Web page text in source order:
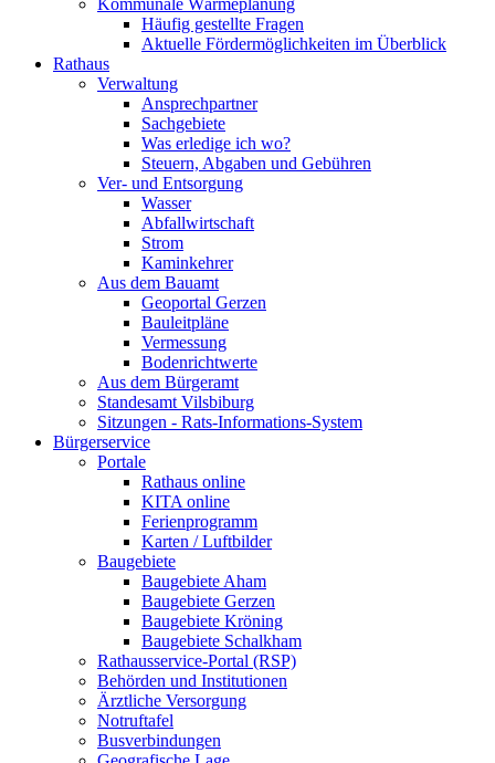
Kommunale Wärmeplanung
Häufig gestellte Fragen
Aktuelle Fördermöglichkeiten im Überblick
Rathaus
Verwaltung
Ansprechpartner
Sachgebiete
Was erledige ich wo?
Steuern, Abgaben und Gebühren
Ver- und Entsorgung
Wasser
Abfallwirtschaft
Strom
Kaminkehrer
Aus dem Bauamt
Geoportal Gerzen
Bauleitpläne
Vermessung
Bodenrichtwerte
Aus dem Bürgeramt
Standesamt Vilsbiburg
Sitzungen - Rats-Informations-System
Bürgerservice
Portale
Rathaus online
KITA online
Ferienprogramm
Karten / Luftbilder
Baugebiete
Baugebiete Aham
Baugebiete Gerzen
Baugebiete Kröning
Baugebiete Schalkham
Rathausservice-Portal (RSP)
Behörden und Institutionen
Ärztliche Versorgung
Notruftafel
Busverbindungen